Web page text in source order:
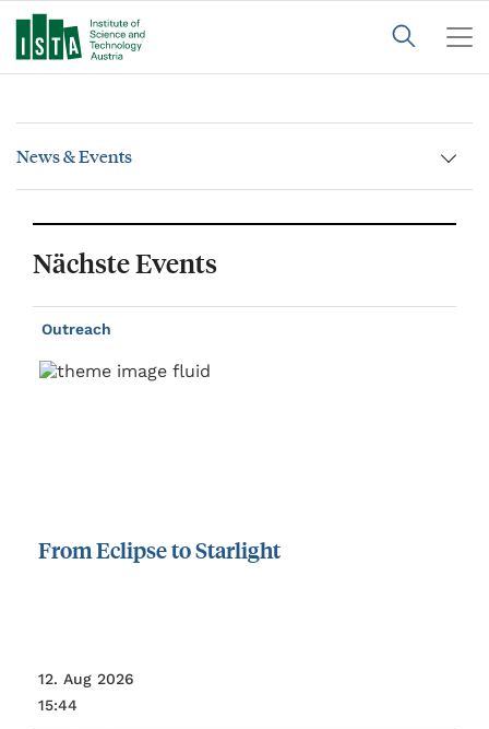
News & Events
Nächste Events
Outreach
FromEclipsetoStarlight
12. Aug 2026
15:44